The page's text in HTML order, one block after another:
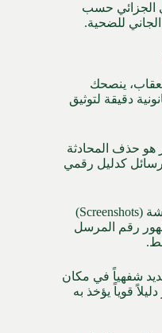
الجزائي حسب
للضحية.
ينصحك
دقيقة لتوثيق
هو حذف المحادثة
كدليل رقمي
قم بتصوير الشاشة (Screenshots)
رقم المرسل
شفهياً في مكان
قوياً يؤخذ به